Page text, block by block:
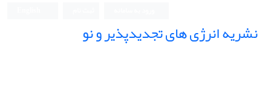
نشریه انرژی های تجدیدپذیر و نو